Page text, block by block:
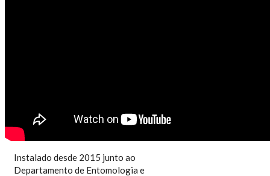
Instalado desde 2015 junto ao
Departamento de Entomologia e